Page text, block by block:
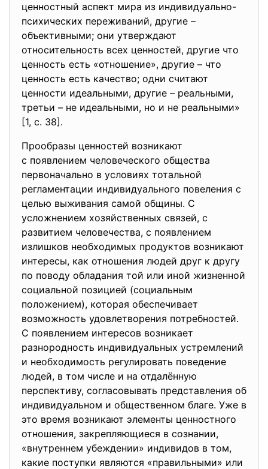
ценностный аспект мира из индивидуально-
психических переживаний, другие –
объективными; они утверждают
относительность всех ценностей, другие что
ценность есть «отношение», другие – что
ценность есть качество; одни считают
ценности идеальными, другие – реальными,
третьи – не идеальными, но и не реальными»
[1, с. 38].
Прообразы ценностей возникают
с появлением человеческого общества
первоначально в условиях тотальной
регламентации индивидуального повеления с
целью выживания самой общины. С
усложнением хозяйственных связей, с
развитием человечества, с появлением
излишков необходимых продуктов возникают
интересы, как отношения людей друг к другу
по поводу обладания той или иной жизненной
социальной позицией (социальным
положением), которая обеспечивает
возможность удовлетворения потребностей.
С появлением интересов возникает
разнородность индивидуальных устремлений
и необходимость регулировать поведение
людей, в том числе и на отдалённую
перспективу, согласовывать представления об
индивидуальном и общественном благе. Уже в
это время возникают элементы ценностного
отношения, закрепляющиеся в сознании,
«внутреннем убеждении» индивидов в том,
какие поступки являются «правильными» или